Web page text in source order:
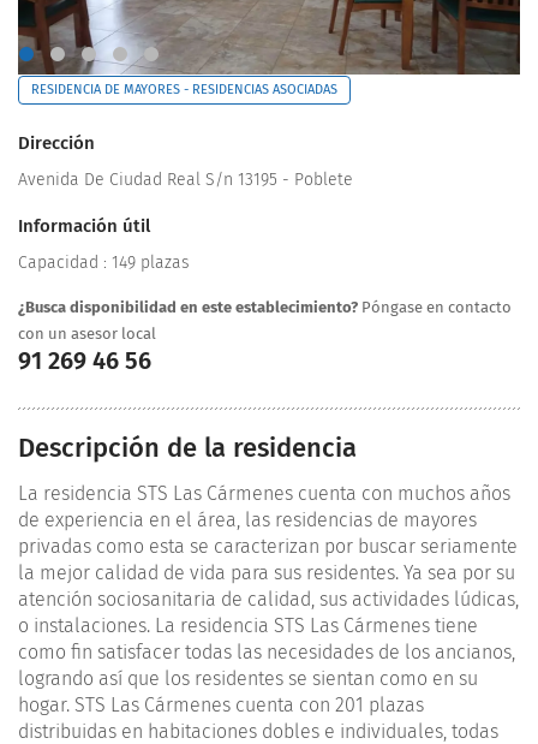
RESIDENCIA DE MAYORES - RESIDENCIAS ASOCIADAS
Dirección
Avenida De Ciudad Real S/n 13195 - Poblete
Información útil
Capacidad : 149 plazas
¿Busca disponibilidad en este establecimiento? Póngase en contacto
con un asesor local
91 269 46 56
Descripción de la residencia
La residencia STS Las Cármenes cuenta con muchos años
de experiencia en el área, las residencias de mayores
privadas como esta se caracterizan por buscar seriamente
la mejor calidad de vida para sus residentes. Ya sea por su
atención sociosanitaria de calidad, sus actividades lúdicas,
o instalaciones. La residencia STS Las Cármenes tiene
como fin satisfacer todas las necesidades de los ancianos,
logrando así que los residentes se sientan como en su
hogar. STS Las Cármenes cuenta con 201 plazas
distribuidas en habitaciones dobles e individuales, todas